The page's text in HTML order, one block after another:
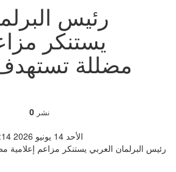
رئيس
يستنكر
مضللة
0 نشر
الأحد 14 يونيو 2026 05:14 صباحاً